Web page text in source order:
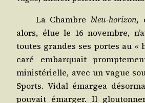
La Chambre bleu-hori­zon,
alors, élue le 16 novembre,
toutes grandes ses portes au «
ca­ré embar­quait
minis­té­rielle, avec un vague
Sports. Vidal émar­gea
pou­vait émar­ger. Il